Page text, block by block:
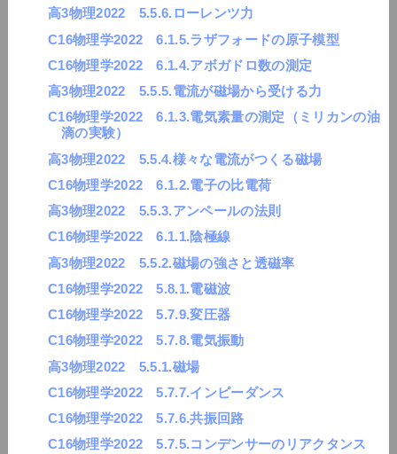
高3物理2022 5.5.6.ローレンツ力
C16物理学2022 6.1.5.ラザフォードの原子模型
C16物理学2022 6.1.4.アボガドロ数の測定
高3物理2022 5.5.5.電流が磁場から受ける力
C16物理学2022 6.1.3.電気素量の測定（ミリカンの油
滴の実験）
高3物理2022 5.5.4.様々な電流がつくる磁場
C16物理学2022 6.1.2.電子の比電荷
高3物理2022 5.5.3.アンペールの法則
C16物理学2022 6.1.1.陰極線
高3物理2022 5.5.2.磁場の強さと透磁率
C16物理学2022 5.8.1.電磁波
C16物理学2022 5.7.9.変圧器
C16物理学2022 5.7.8.電気振動
高3物理2022 5.5.1.磁場
C16物理学2022 5.7.7.インピーダンス
C16物理学2022 5.7.6.共振回路
C16物理学2022 5.7.5.コンデンサーのリアクタンス